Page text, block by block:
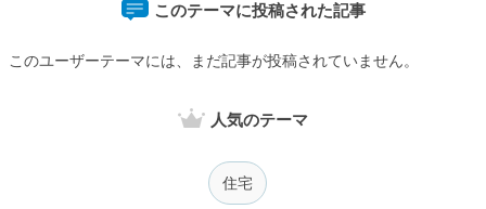
このテーマに投稿された記事
このユーザーテーマには、まだ記事が投稿されていません。
人気のテーマ
住宅